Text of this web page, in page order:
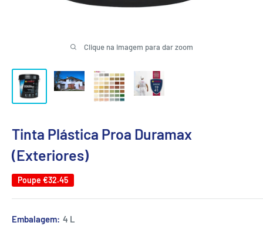
Clique na imagem para dar zoom
Tinta Plástica Proa Duramax
(Exteriores)
Poupe €32.45
Embalagem: 4 L